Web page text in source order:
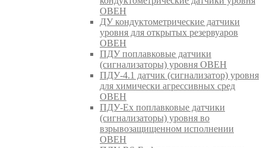
ОВЕН
ДУ кондуктометрические датчики
уровня для открытых резервуаров
ОВЕН
ПДУ поплавковые датчики
(сигнализаторы) уровня ОВЕН
ПДУ-4.1 датчик (сигнализатор) уровня
для химически агрессивных сред
ОВЕН
ПДУ-Ex поплавковые датчики
(сигнализаторы) уровня во
взрывозащищенном исполнении
ОВЕН